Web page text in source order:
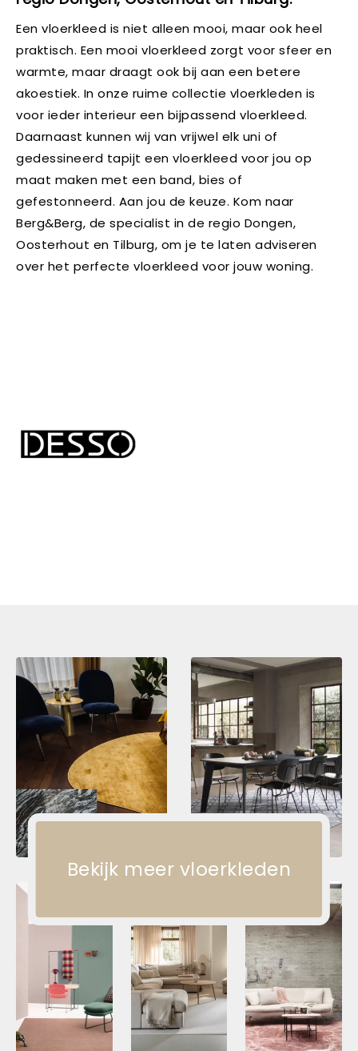
Een vloerkleed is niet alleen mooi, maar ook heel
praktisch. Een mooi vloerkleed zorgt voor sfeer en
warmte, maar draagt ook bij aan een betere
akoestiek. In onze ruime collectie vloerkleden is
voor ieder interieur een bijpassend vloerkleed.
Daarnaast kunnen wij van vrijwel elk uni of
gedessineerd tapijt een vloerkleed voor jou op
maat maken met een band, bies of
gefestonneerd. Aan jou de keuze. Kom naar
Berg&Berg, de specialist in de regio Dongen,
Oosterhout en Tilburg, om je te laten adviseren
over het perfecte vloerkleed voor jouw woning.
Bekijk meer vloerkleden